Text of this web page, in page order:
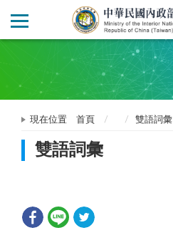
現在位置 首頁 雙語詞彙
雙語詞彙